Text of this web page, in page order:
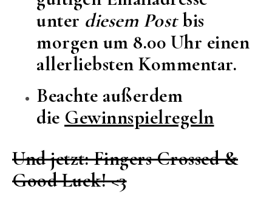
unter diesem Postbis
morgen um 8.00 Uhr einen
allerliebsten Kommentar.
Beachte außerdem
die Gewinnspielregeln
Und jetzt: Fingers Crossed &
Good Luck! <3